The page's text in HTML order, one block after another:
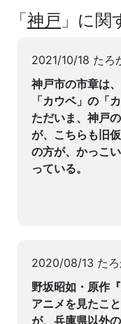
「神戸 」に関
2021/10/18 たろ
神戸市の市章は
「カウベ」の「
ただいま、神戸
が、こちらも旧
の方が、かっこ
っている。
2020/08/13 たろ
野坂昭如・原作
アニメを見たこと
が、兵庫県以外